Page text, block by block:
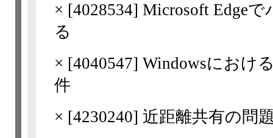
× [4028534] Microsoft Edge
る
× [4040547] Windowsにおけ
件
× [4230240] 近距離共有の問